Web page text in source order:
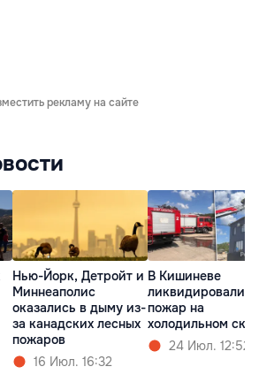
рекламу на сайте
Нью-Йорк, Детройт и
Миннеаполис
оказались в дыму из-
за канадских лесных
пожаров
16 Июл. 16:32
В Кишиневе
ликвидировали
пожар на
холодильном
24 Июл. 12:52